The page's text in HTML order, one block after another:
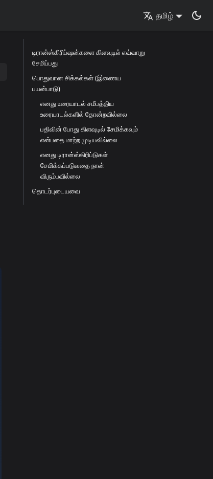
தமிழ்
டிரான்ஸ்கிரிப்ஷன்களை கிளவுடில் எவ்வாறு
சேமிப்பது
பொதுவான சிக்கல்கள் (இணைய
பயன்பாடு)
எனது உரையாடல் சமீபத்திய
உரையாடல்களில் தோன்றவில்லை
பதிவின் போது கிளவுடில் சேமிக்கவும்
என்பதை மாற்ற முடியவில்லை
எனது டிரான்ஸ்கிரிப்டுகள்
சேமிக்கப்படுவதை நான்
விரும்பவில்லை
தொடர்புடையவை